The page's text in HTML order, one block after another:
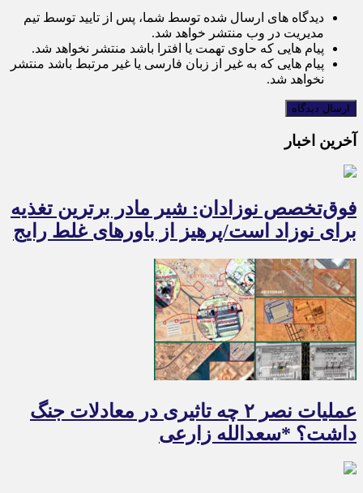
دیدگاه های ارسال شده توسط شما، پس از تایید توسط تیم
مدیریت در وب منتشر خواهد شد.
پیام هایی که حاوی تهمت یا افترا باشد منتشر نخواهد شد.
پیام هایی که به غیر از زبان فارسی یا غیر مرتبط باشد منتشر
نخواهد شد.
آخرین اخبار
فوق‌تخصص نوزادان: شیر مادر برترین تغذیه
برای نوزاد است/پرهیز از باورهای غلط رایج
عملیات نصر ۲ چه تاثیری در معادلات جنگ
داشت؟ *سعدالله زارعی